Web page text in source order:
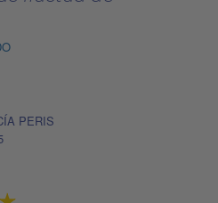
PERIS